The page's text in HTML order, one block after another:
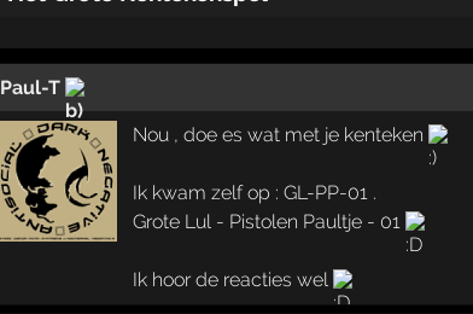
Paul-T
Nou , doe es wat met je kenteken
Ik kwam zelf op : GL-PP-01 .
Grote Lul - Pistolen Paultje - 01
Ik hoor de reacties wel